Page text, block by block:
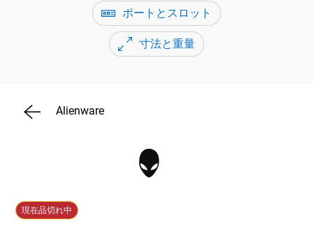
Alienware
現在品切れ中
ポートとスロット
寸法と重量